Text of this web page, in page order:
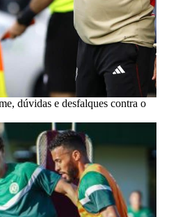
dúvidas e desfalques contra o